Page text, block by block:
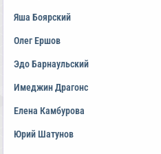
Яша Боярский
Олег Ершов
Эдо Барнаульский
Имеджин Драгонс
Елена Камбурова
Юрий Шатунов